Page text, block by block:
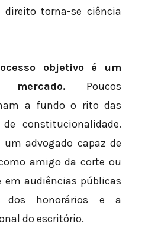
direito torna-se ciência
objetivo é um
Poucos
a fundo o rito das
constitucionalidade.
um advogado capaz de
amigo da corte ou
em audiências públicas
dos honorários e a
do escritório.